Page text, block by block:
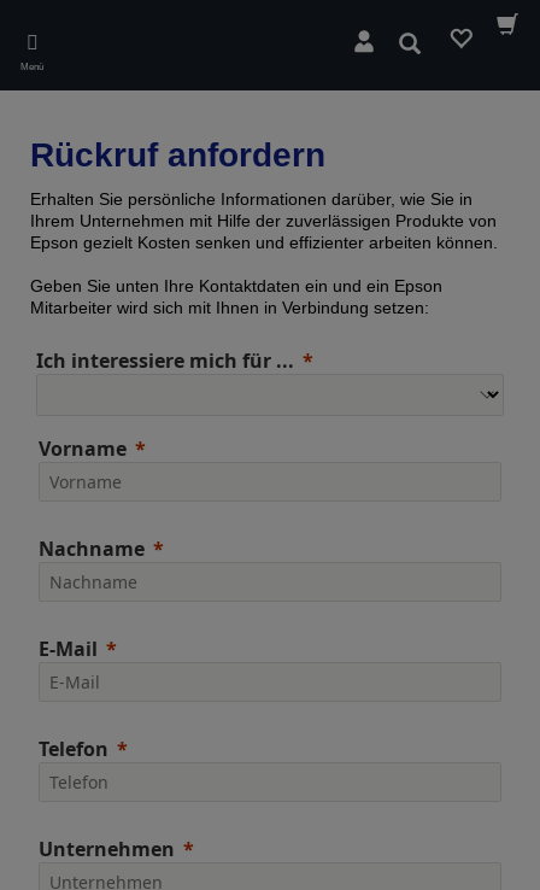
main
content
Menü
Suchen
Rückruf anfordern
Erhalten Sie persönliche Informationen darüber, wie Sie in
Ihrem Unternehmen mit Hilfe der zuverlässigen Produkte von
Epson gezielt Kosten senken und effizienter arbeiten können.
Geben Sie unten Ihre Kontaktdaten ein und ein Epson
Mitarbeiter wird sich mit Ihnen in Verbindung setzen:
Ich interessiere mich für ...
Vorname
Nachname
E-Mail
Telefon
Unternehmen